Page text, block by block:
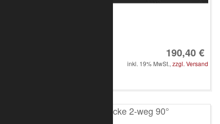
190,40 €
inkl. 19% MwSt., zzgl. Versand
T100 4-Punkt Ecke 2-weg 90°